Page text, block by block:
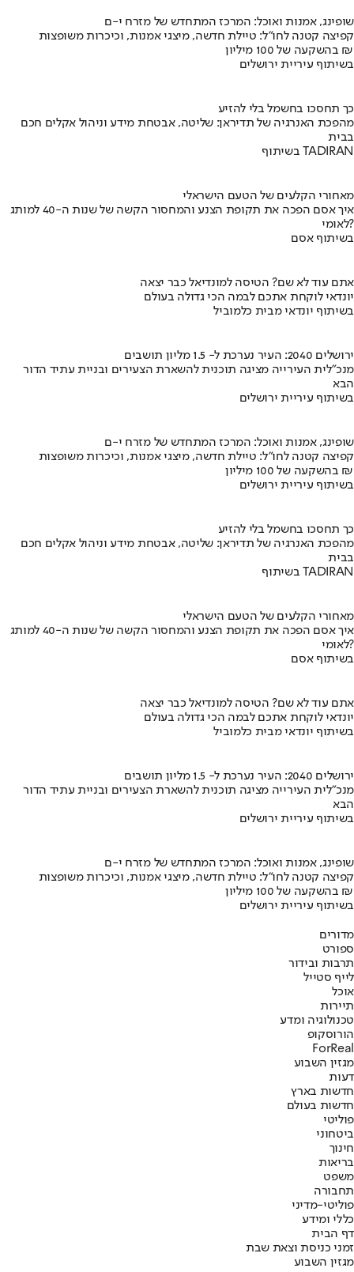
שופינג, אמנות ואוכל: המרכז המתחדש של מזרח י-ם
קפיצה קטנה לחו"ל: טיילת חדשה, מיצגי אמנות, וכיכרות משופצות
בהשקעה של 100 מיליון ₪
בשיתוף עיריית ירושלים
כך תחסכו בחשמל בלי להזיע
מהפכת האנרגיה של תדיראן: שליטה, אבטחת מידע וניהול אקלים חכם
בבית
בשיתוף TADIRAN
מאחורי הקלעים של הטעם הישראלי
איך אסם הפכה את תקופת הצנע והמחסור הקשה של שנות ה-40 למותג
לאומי?
בשיתוף אסם
אתם עוד לא שם? הטיסה למונדיאל כבר יצאה
יונדאי לוקחת אתכם לבמה הכי גדולה בעולם
בשיתוף יונדאי מבית כלמוביל
ירושלים 2040: העיר נערכת ל- 1.5 מליון תושבים
מנכ"לית העירייה מציגה תוכנית להשארת הצעירים ובניית עתיד הדור
הבא
בשיתוף עיריית ירושלים
שופינג, אמנות ואוכל: המרכז המתחדש של מזרח י-ם
קפיצה קטנה לחו"ל: טיילת חדשה, מיצגי אמנות, וכיכרות משופצות
בהשקעה של 100 מיליון ₪
בשיתוף עיריית ירושלים
כך תחסכו בחשמל בלי להזיע
מהפכת האנרגיה של תדיראן: שליטה, אבטחת מידע וניהול אקלים חכם
בבית
בשיתוף TADIRAN
מאחורי הקלעים של הטעם הישראלי
איך אסם הפכה את תקופת הצנע והמחסור הקשה של שנות ה-40 למותג
לאומי?
בשיתוף אסם
אתם עוד לא שם? הטיסה למונדיאל כבר יצאה
יונדאי לוקחת אתכם לבמה הכי גדולה בעולם
בשיתוף יונדאי מבית כלמוביל
ירושלים 2040: העיר נערכת ל- 1.5 מליון תושבים
מנכ"לית העירייה מציגה תוכנית להשארת הצעירים ובניית עתיד הדור
הבא
בשיתוף עיריית ירושלים
שופינג, אמנות ואוכל: המרכז המתחדש של מזרח י-ם
קפיצה קטנה לחו"ל: טיילת חדשה, מיצגי אמנות, וכיכרות משופצות
בהשקעה של 100 מיליון ₪
בשיתוף עיריית ירושלים
מדורים
ספורט
תרבות ובידור
לייף סטייל
אוכל
תיירות
טכנולוגיה ומדע
הורוסקופ
ForReal
מגזין השבוע
דעות
חדשות בארץ
חדשות בעולם
פוליטי
ביטחוני
חינוך
בריאות
משפט
תחבורה
פוליטי-מדיני
כללי ומידע
דף הבית
זמני כניסת וצאת שבת
מגזין השבוע